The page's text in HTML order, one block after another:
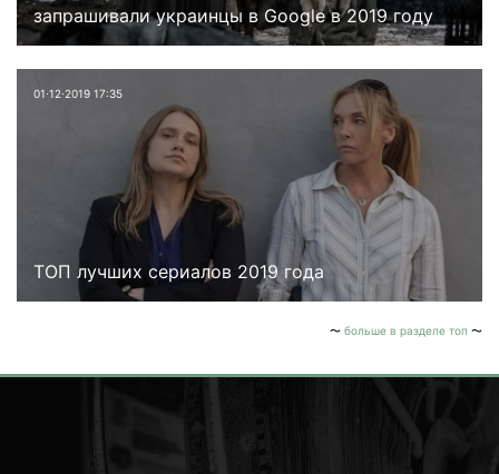
запрашивали украинцы в Google в 2019 году
01⋅12⋅2019 17:35
ТОП лучших сериалов 2019 года
больше в разделе топ